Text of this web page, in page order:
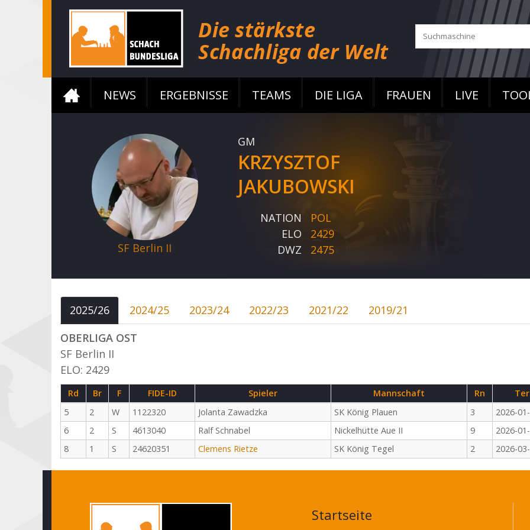
NEWS ERGEBNISSE TEAMS DIE LIGA FRAUEN LIVE
SF Berlin II
GM
KRZYSZTOF
JAKUBOWSKI
NATION
POL
ELO
2429
DWZ
2475
2025/26 2024/25 2023/24 2022/23 2021/22
2019/21
OBERLIGA OST
SF Berlin II
ELO: 2429
Rd Br F FIDE-ID Spieler Mannschaft Rn
5
2 W 1122320 Jolanta Zawadzka SK König Plauen 3
2026-
6
2 S 4613040 Ralf Schnabel Nickelhütte Aue II 9
2026-
8
1 S 24620351 Clemens Rietze SK König Tegel 2 2026-
MAIN
Startseite